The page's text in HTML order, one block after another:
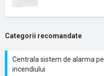
Categorii recomandate
Centrala sistem de alarma
incendiului